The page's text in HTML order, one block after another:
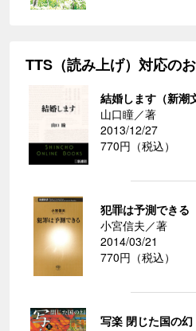
TTS（読み上げ）対応の
結婚します（新潮
山口瞳／著
2013/12/27
770円（税込）
犯罪は予測できる
小宮信夫／著
2014/03/21
770円（税込）
写楽 閉じた国の幻